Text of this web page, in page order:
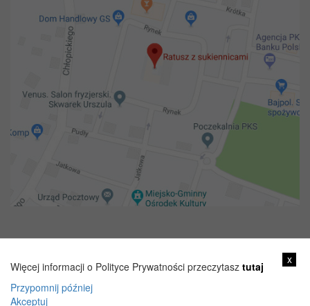
x
Więcej informacji o Polityce Prywatności przeczytasz tutaj
Przypomnij później
Akceptuj